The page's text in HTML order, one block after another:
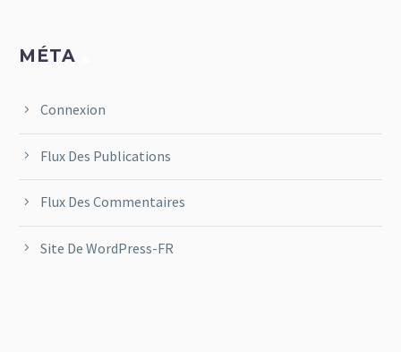
MÉTA
Connexion
Flux Des Publications
Flux Des Commentaires
Site De WordPress-FR